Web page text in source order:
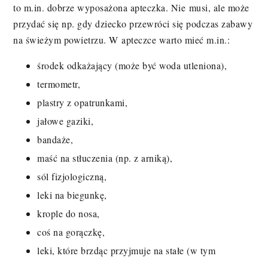
to m.in. dobrze wyposażona apteczka. Nie musi, ale może
przydać się np. gdy dziecko przewróci się podczas zabawy
na świeżym powietrzu. W apteczce warto mieć m.in.:
środek odkażający (może być woda utleniona),
termometr,
plastry z opatrunkami,
jałowe gaziki,
bandaże,
maść na stłuczenia (np. z arniką),
sól fizjologiczną,
leki na biegunkę,
krople do nosa,
coś na gorączkę,
leki, które brzdąc przyjmuje na stałe (w tym